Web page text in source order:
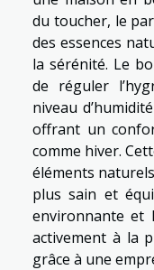
du toucher, le
des essences
la sérénité. Le
de réguler
niveau
offrant un
comme hiver.
éléments
plus sain et
environnante et
activement à la
grâce à une